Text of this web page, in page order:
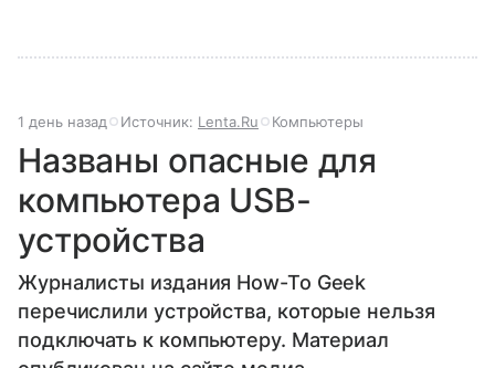
1 день назад Источник: Lenta.Ru Компьютеры
Названы опасные для
компьютера USB-
устройства
Журналисты издания How-To Geek
перечислили устройства, которые нельзя
подключать к компьютеру. Материал